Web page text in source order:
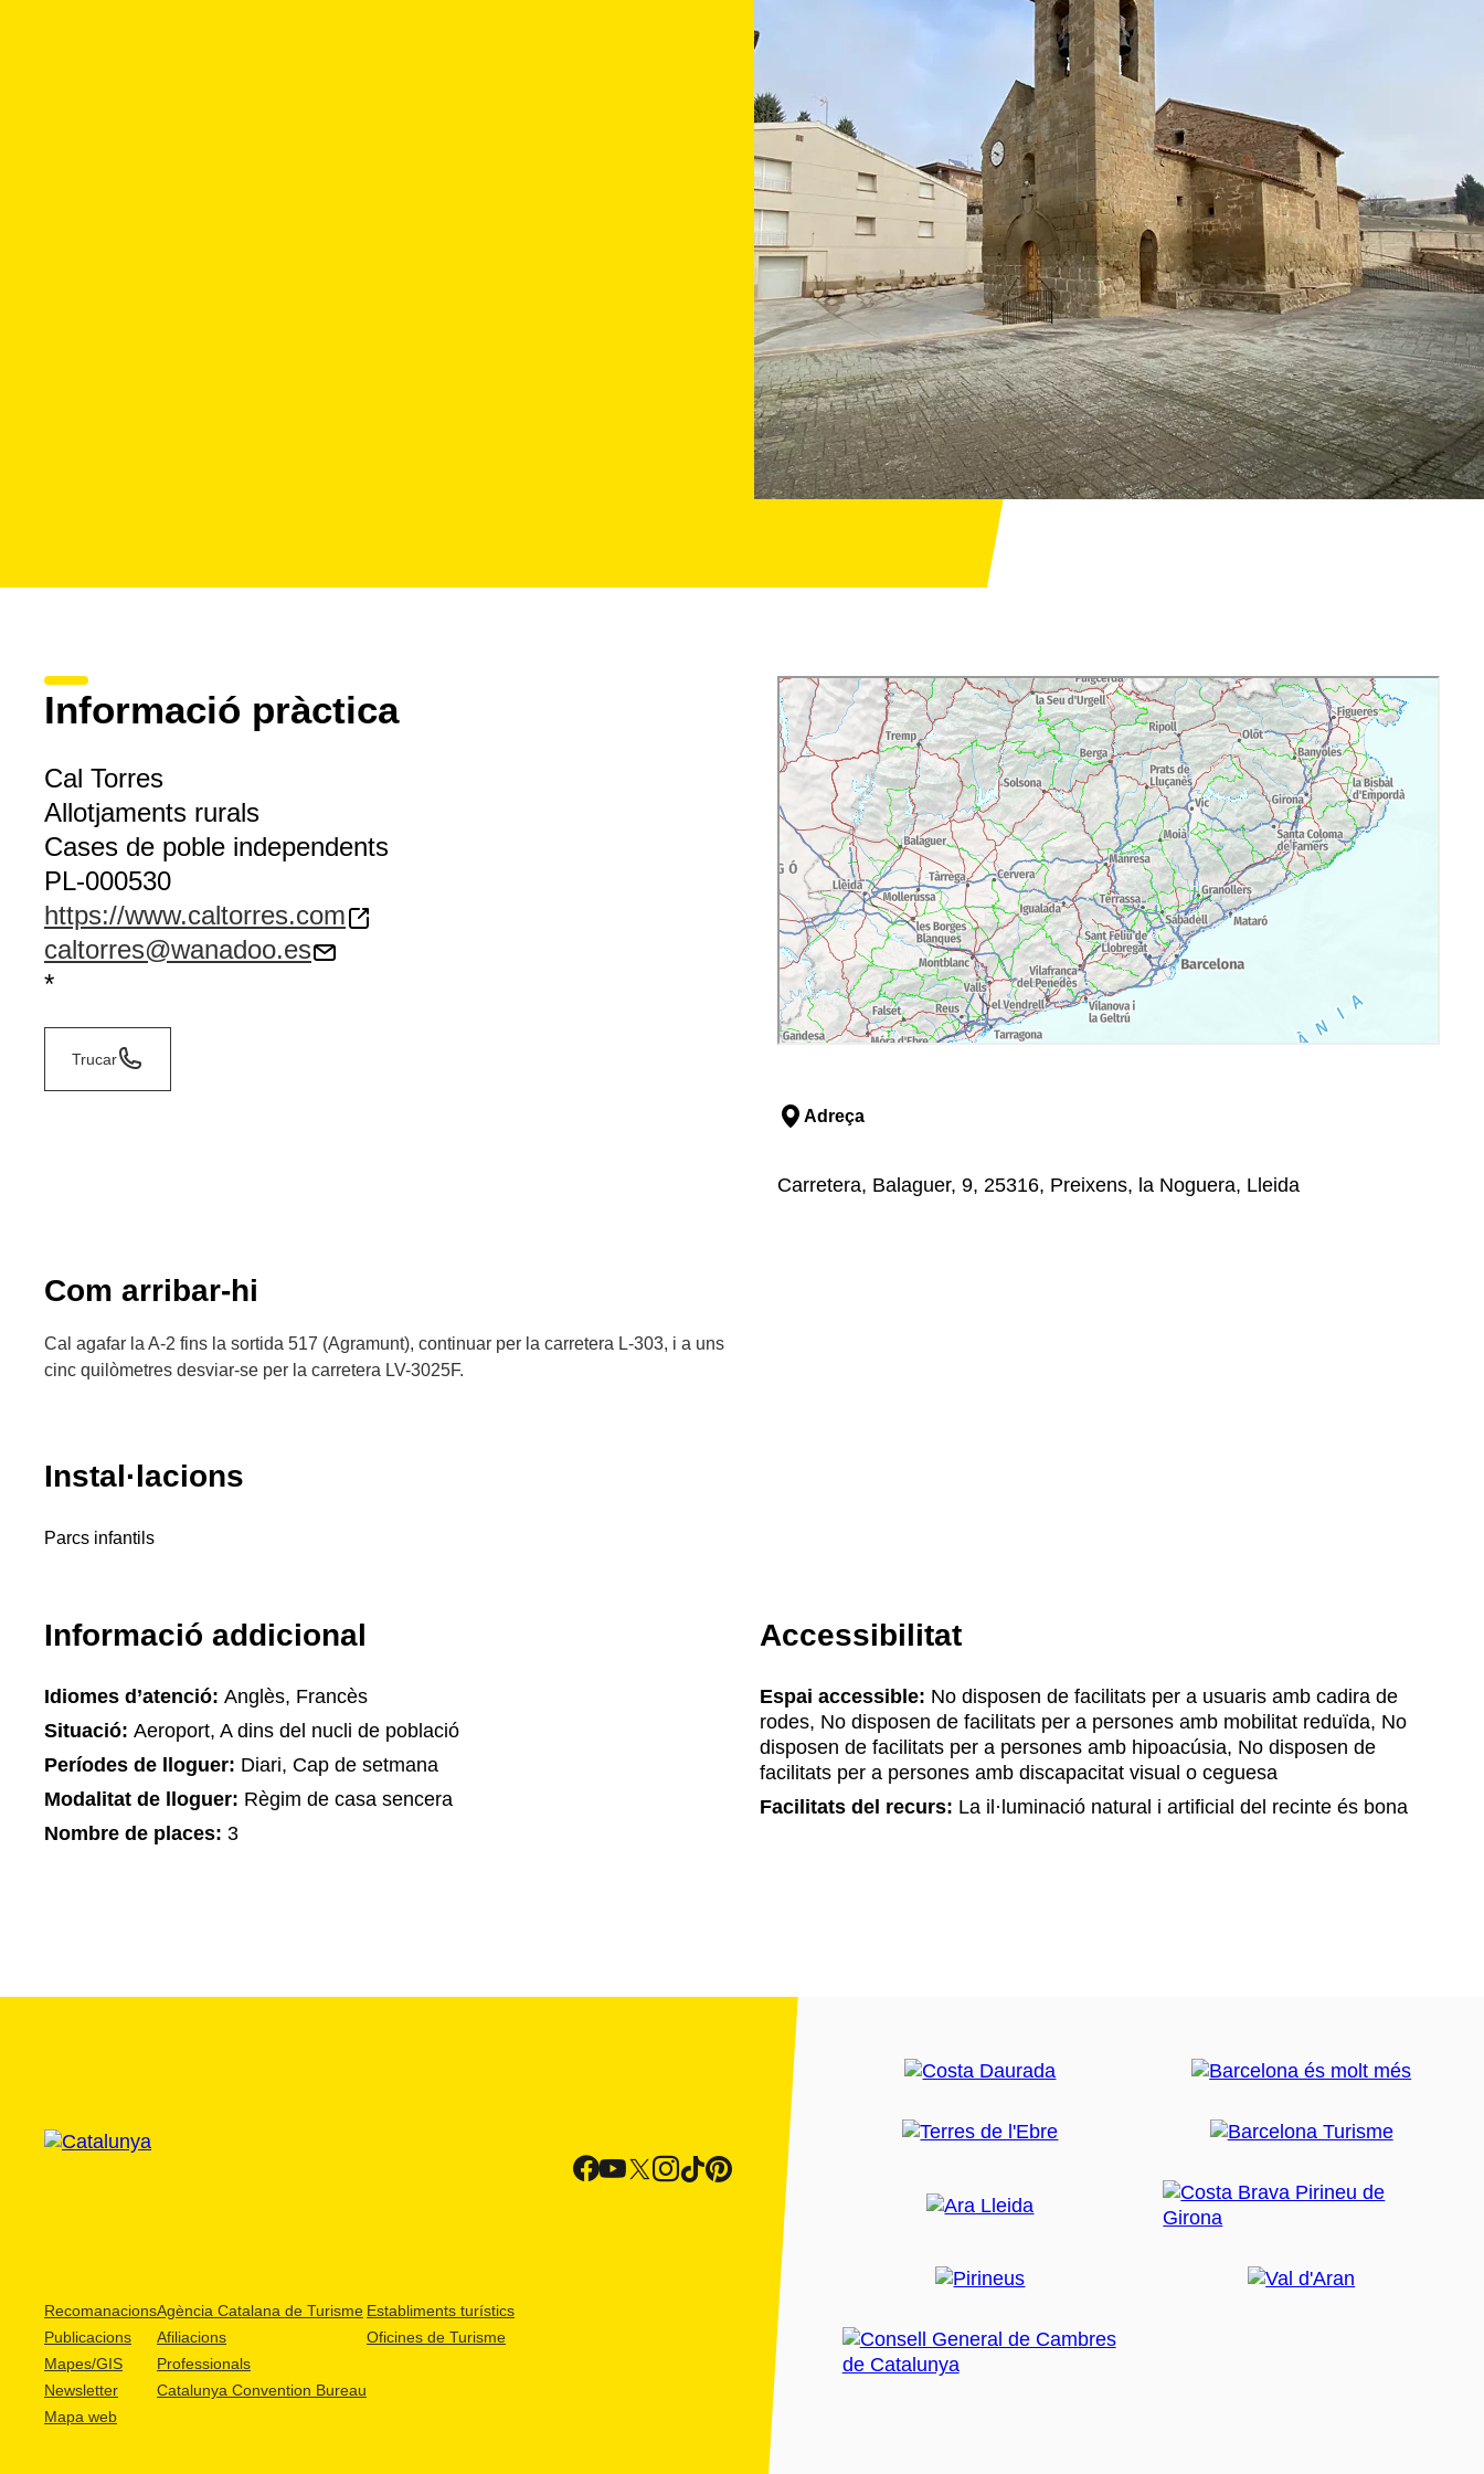
Informació pràctica
Cal Torres
Allotjaments rurals
Cases de poble independents
PL-000530
https://www.caltorres.com
caltorres@wanadoo.es
*
Trucar
Adreça
Carretera, Balaguer, 9, 25316, Preixens, la Noguera, Lleida
Com arribar-hi
Cal agafar la A-2 fins la sortida 517 (Agramunt), continuar per la carretera L-303, i a uns
cinc quilòmetres desviar-se per la carretera LV-3025F.
Instal·lacions
Parcs infantils
Informació addicional
Idiomes d’atenció: Anglès, Francès
Situació: Aeroport, A dins del nucli de població
Períodes de lloguer: Diari, Cap de setmana
Modalitat de lloguer: Règim de casa sencera
Nombre de places: 3
Accessibilitat
Espai accessible: No disposen de facilitats per a usuaris amb cadira de
rodes, No disposen de facilitats per a persones amb mobilitat reduïda, No
disposen de facilitats per a persones amb hipoacúsia, No disposen de
facilitats per a persones amb discapacitat visual o ceguesa
Facilitats del recurs: La il·luminació natural i artificial del recinte és bona
Recomanacions
Publicacions
Mapes/GIS
Newsletter
Mapa web
Agència Catalana de Turisme
Afiliacions
Professionals
Catalunya Convention Bureau
Establiments turístics
Oficines de Turisme